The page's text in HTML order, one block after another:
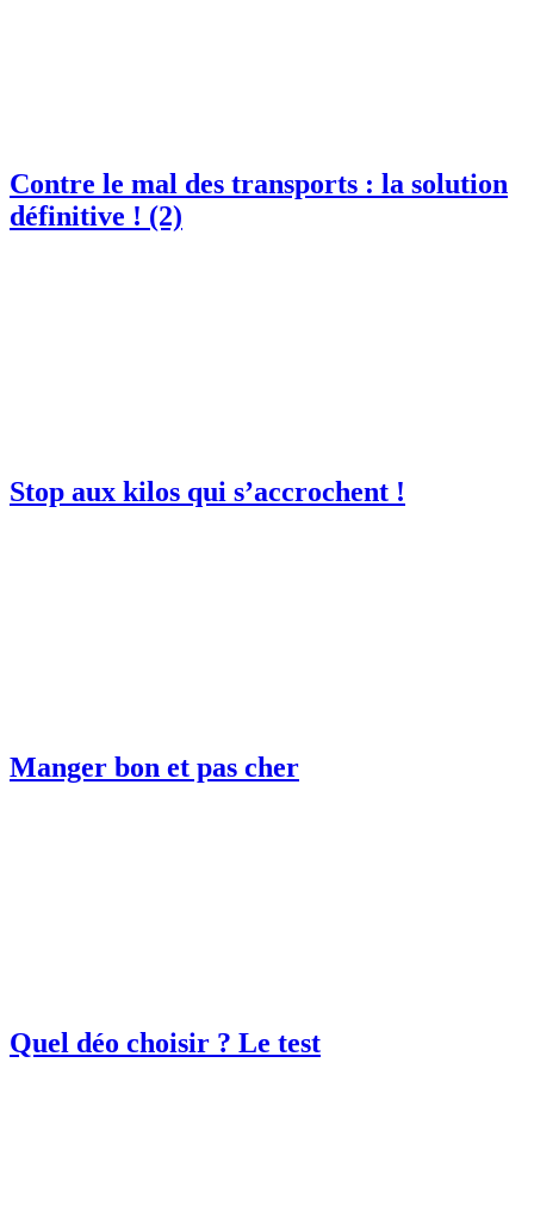
Contre le mal des transports : la solution
définitive ! (2)
Stop aux kilos qui s’accrochent !
Manger bon et pas cher
Quel déo choisir ? Le test